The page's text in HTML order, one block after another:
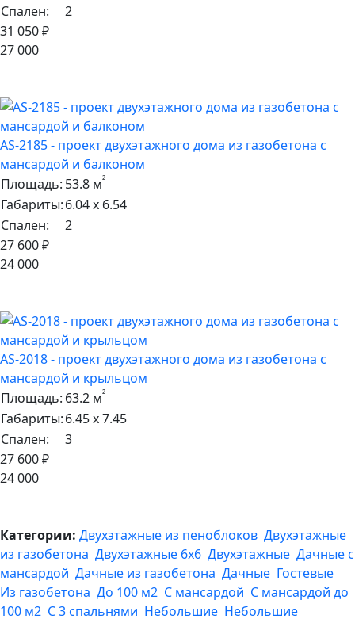
Спален:
2
31 050 ₽
27 000
AS-2185 - проект двухэтажного дома из газобетона с
мансардой и балконом
Площадь: 53.8 м²
Габариты:6.04 х 6.54
Спален:
2
27 600 ₽
24 000
AS-2018 - проект двухэтажного дома из газобетона с
мансардой и крыльцом
Площадь: 63.2 м²
Габариты:6.45 х 7.45
Спален:
3
27 600 ₽
24 000
Категории: Двухэтажные из пеноблоков Двухэтажные
из газобетона Двухэтажные 6х6 Двухэтажные Дачные с
мансардой Дачные из газобетона Дачные Гостевые
Из газобетона До 100 м2 С мансардой С мансардой до
100 м2 С 3 спальнями Небольшие Небольшие